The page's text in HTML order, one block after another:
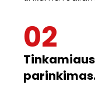
02